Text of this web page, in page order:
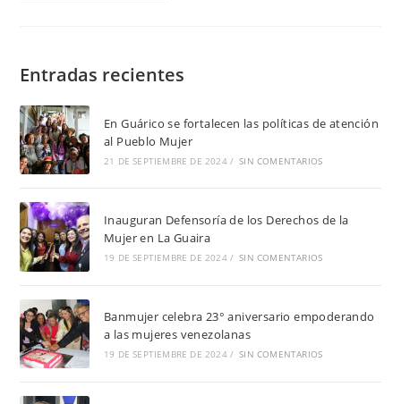
Entradas recientes
En Guárico se fortalecen las políticas de atención
al Pueblo Mujer
21 DE SEPTIEMBRE DE 2024 / SIN COMENTARIOS
Inauguran Defensoría de los Derechos de la
Mujer en La Guaira
19 DE SEPTIEMBRE DE 2024 / SIN COMENTARIOS
Banmujer celebra 23° aniversario empoderando
a las mujeres venezolanas
19 DE SEPTIEMBRE DE 2024 / SIN COMENTARIOS